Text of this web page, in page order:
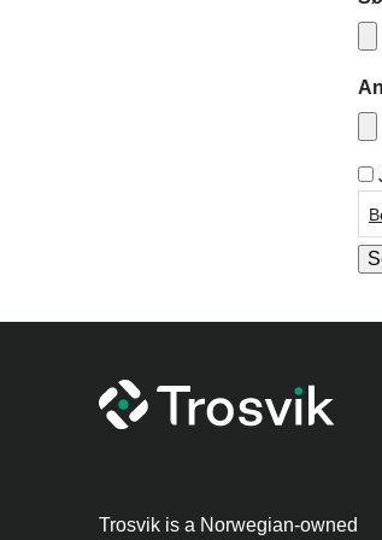
Trosvik is a Norwegian-owned